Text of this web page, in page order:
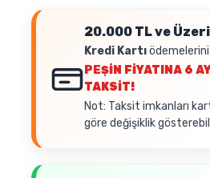
20.000 TL ve Üzeri
Kredi Kartı
PEŞİN FİYATINA 6
TAKSİT!
Not: Taksit imkanları
göre değişiklik